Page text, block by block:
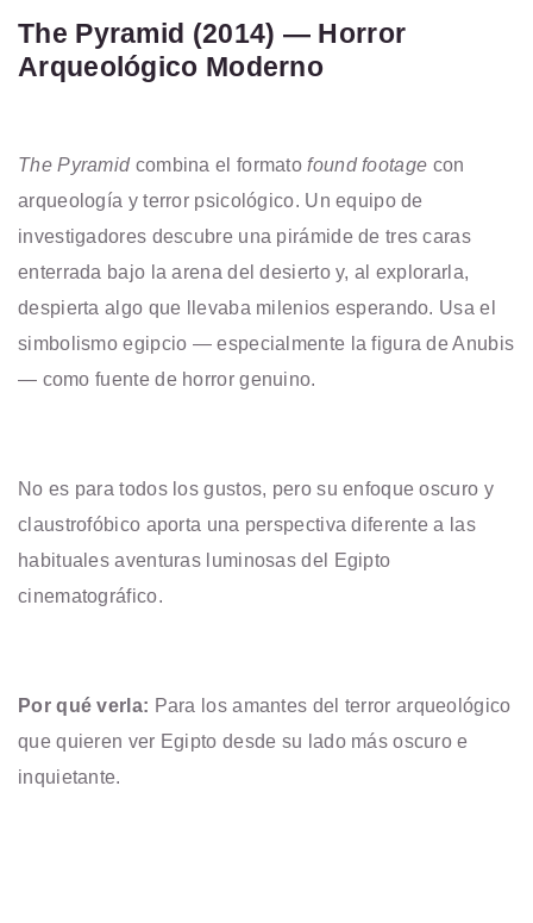
The Pyramid (2014) — Horror
Arqueológico Moderno
The Pyramidcombina el formatofound footage con
arqueología y terror psicológico. Un equipo de
investigadores descubre una pirámide de tres caras
enterrada bajo la arena del desierto y, al explorarla,
despierta algo que llevaba milenios esperando. Usa el
simbolismo egipcio — especialmente la figura de Anubis
— como fuente de horror genuino.
No es para todos los gustos, pero su enfoque oscuro y
claustrofóbico aporta una perspectiva diferente a las
habituales aventuras luminosas del Egipto
cinematográfico.
Por qué verla: Para los amantes del terror arqueológico
que quieren ver Egipto desde su lado más oscuro e
inquietante.